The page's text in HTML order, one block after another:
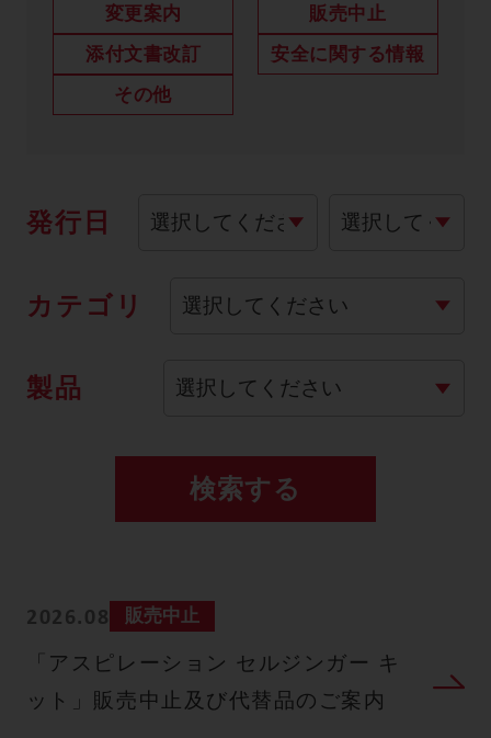
添付文書
お問い合わせ
変更案内
販売中止
添付文書改訂
安全に関する情報
その他
発行日
カテゴリ
製品
2026.08 販売中止
「アスピレーション セルジンガー キ
ット」販売中止及び代替品のご案内